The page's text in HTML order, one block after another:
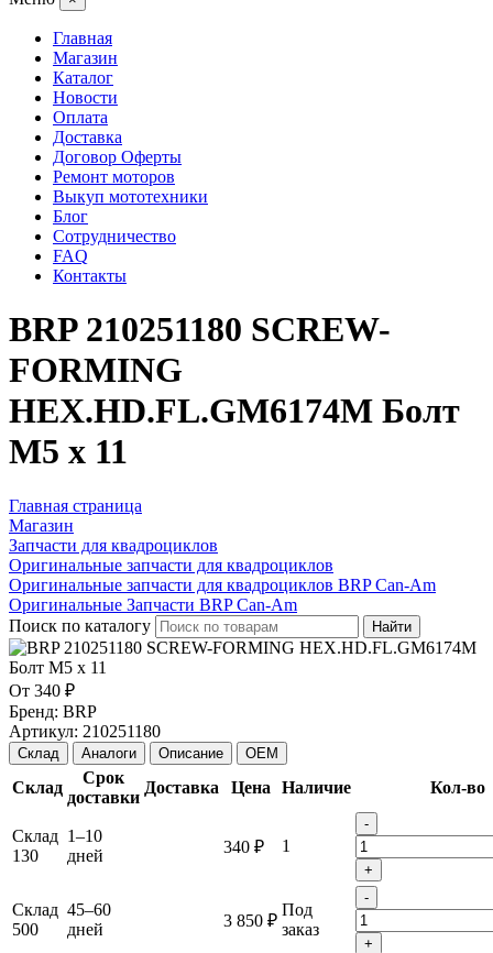
Главная
Магазин
Каталог
Новости
Оплата
Доставка
Договор Оферты
Ремонт моторов
Выкуп мототехники
Блог
Сотрудничество
FAQ
Контакты
BRP 210251180 SCREW-
FORMING
HEX.HD.FL.GM6174M Болт
M5 x 11
Главная страница
Магазин
Запчасти для квадроциклов
Оригинальные запчасти для квадроциклов
Оригинальные запчасти для квадроциклов BRP Can-Am
Оригинальные Запчасти BRP Can-Am
Поиск по каталогу
Найти
От 340 ₽
Бренд: BRP
Артикул: 210251180
Склад Аналоги Описание OEM
Склад
Срок
доставки
Доставка Цена Наличие Кол-во
Склад
130
1–10
дней
340 ₽ 1
-
+
Склад
500
45–60
дней
3 850 ₽
Под
заказ
-
+